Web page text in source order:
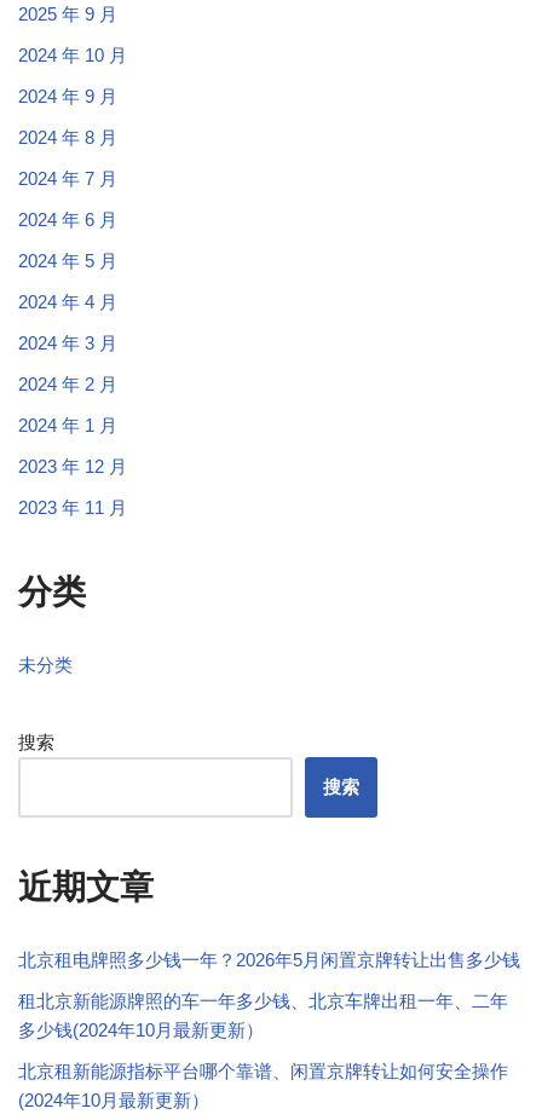
2025 年 9 月
2024 年 10 月
2024 年 9 月
2024 年 8 月
2024 年 7 月
2024 年 6 月
2024 年 5 月
2024 年 4 月
2024 年 3 月
2024 年 2 月
2024 年 1 月
2023 年 12 月
2023 年 11 月
分类
未分类
搜索
搜索
近期文章
北京租电牌照多少钱一年？2026年5月闲置京牌转让出售多少钱
租北京新能源牌照的车一年多少钱、北京车牌出租一年、二年
多少钱(2024年10月最新更新）
北京租新能源指标平台哪个靠谱、闲置京牌转让如何安全操作
(2024年10月最新更新）